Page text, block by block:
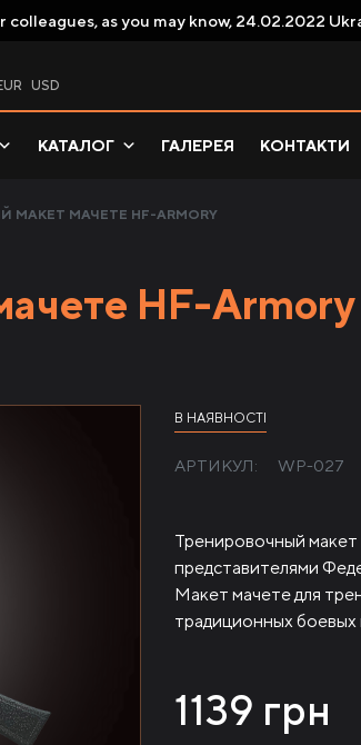
as you may know, 24.02.2022
USD
КАТАЛОГ ГАЛЕРЕЯ КОНТАКТИ
МАЧЕТЕ HF-ARMORY
HF-Armory
В НАЯВНОСТІ
АРТИКУЛ: WP-027
Тренировочный макет
представителями
Макет мачете для
традиционных боевых
1139 грн